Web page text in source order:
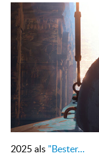
2025 als "Bester...